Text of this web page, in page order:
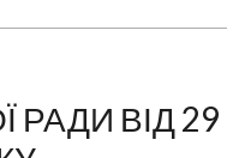
РАДИ ВІД 29